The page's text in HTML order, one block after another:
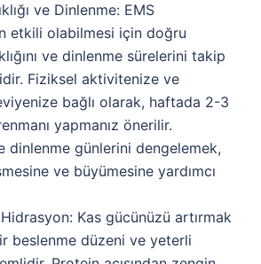
ve Dinlenme: EMS
etkili olabilmesi için doğru
ve dinlenme sürelerini takip
Fiziksel aktivitenize ve
bağlı olarak, haftada 2-3
yapmanız önerilir.
dinlenme günlerini dengelemek,
ve büyümesine yardımcı
Kas gücünüzü artırmak
beslenme düzeni ve yeterli